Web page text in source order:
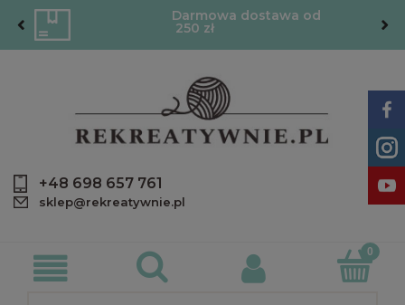
Darmowa dostawa od
250 zł
+48 698 657 761
sklep@rekreatywnie.pl